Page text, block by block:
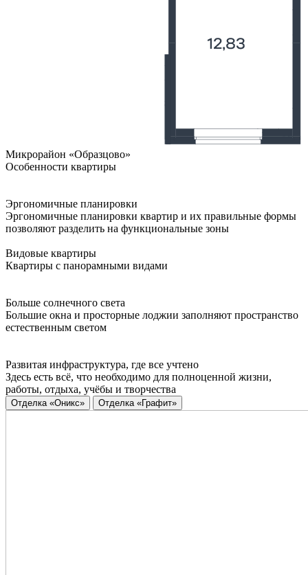
Микрорайон «Образцово»
Особенности квартиры
Эргономичные планировки
Эргономичные планировки квартир и их правильные формы
позволяют разделить на функциональные зоны
Видовые квартиры
Квартиры с панорамными видами
Больше солнечного света
Большие окна и просторные лоджии заполняют пространство
естественным светом
Развитая инфраструктура, где все учтено
Здесь есть всё, что необходимо для полноценной жизни,
работы, отдыха, учёбы и творчества
Отделка «Оникс» Отделка «Графит»